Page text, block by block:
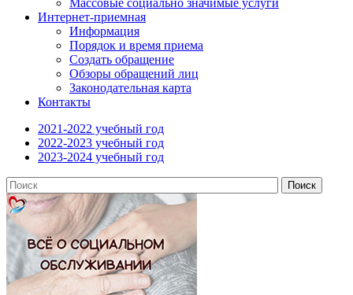
Массовые социально значимые услуги
Интернет-приемная
Информация
Порядок и время приема
Создать обращение
Обзоры обращений лиц
Законодательная карта
Контакты
2021-2022 учебный год
2022-2023 учебный год
2023-2024 учебный год